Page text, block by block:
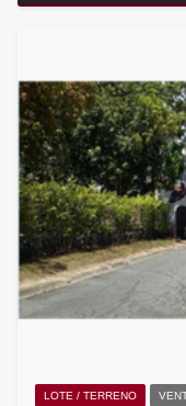
LOTE / TERRENO